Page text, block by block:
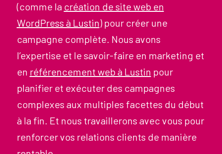
(comme la création de site web en
WordPress à Lustin) pour créer une
campagne complète. Nous avons
l’expertise et le savoir-faire en marketing et
en référencement web à Lustin pour
planifier et exécuter des campagnes
complexes aux multiples facettes du début
à la fin. Et nous travaillerons avec vous pour
renforcer vos relations clients de manière